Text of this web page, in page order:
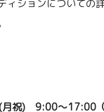
ィションについての
祝) 9:00～17:00